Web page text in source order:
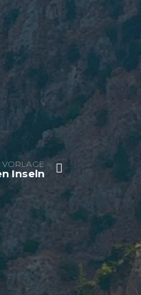
VORLAGE
Inseln